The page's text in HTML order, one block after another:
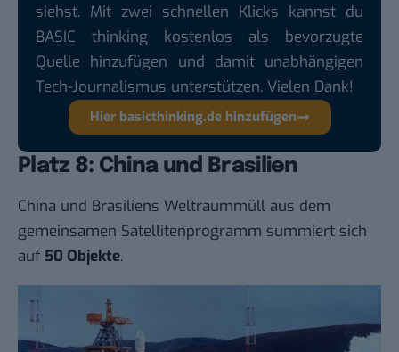
siehst. Mit zwei schnellen Klicks kannst du
BASIC thinking kostenlos als bevorzugte
Quelle hinzufügen und damit unabhängigen
Tech-Journalismus unterstützen. Vielen Dank!
Hier basicthinking.de hinzufügen
Platz 8: China und Brasilien
China und Brasiliens Weltraummüll aus dem
gemeinsamen Satellitenprogramm summiert sich
auf 50 Objekte.